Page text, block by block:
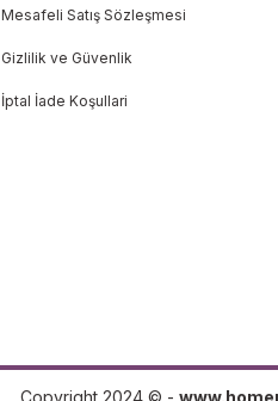
Mesafeli Satış Sözleşmesi
Gizlilik ve Güvenlik
İptal İade Koşullari
Copyright 2024 © -